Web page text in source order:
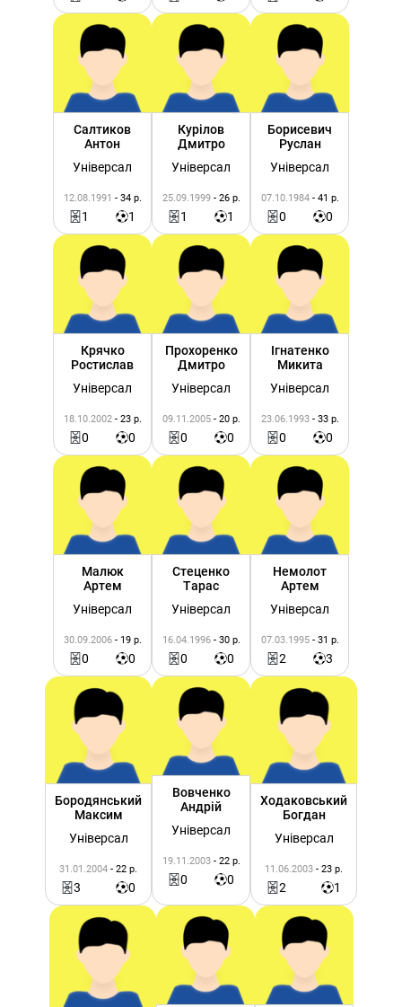
Салтиков
Антон
Універсал
12.08.1991 - 34 р.
1 1
Курілов
Дмитро
Універсал
25.09.1999 - 26 р.
1 1
Борисевич
Руслан
Універсал
07.10.1984 - 41 р.
0 0
Крячко
Ростислав
Універсал
18.10.2002 - 23 р.
0 0
Прохоренко
Дмитро
Універсал
09.11.2005 - 20 р.
0 0
Ігнатенко
Микита
Універсал
23.06.1993 - 33 р.
0 0
Малюк
Артем
Універсал
30.09.2006 - 19 р.
0 0
Стеценко
Тарас
Універсал
16.04.1996 - 30 р.
0 0
Немолот
Артем
Універсал
07.03.1995 - 31 р.
2 3
Бородянський
Максим
Універсал
31.01.2004 - 22 р.
3 0
Вовченко
Андрій
Універсал
19.11.2003 - 22 р.
0 0
Ходаковський
Богдан
Універсал
11.06.2003 - 23 р.
2 1